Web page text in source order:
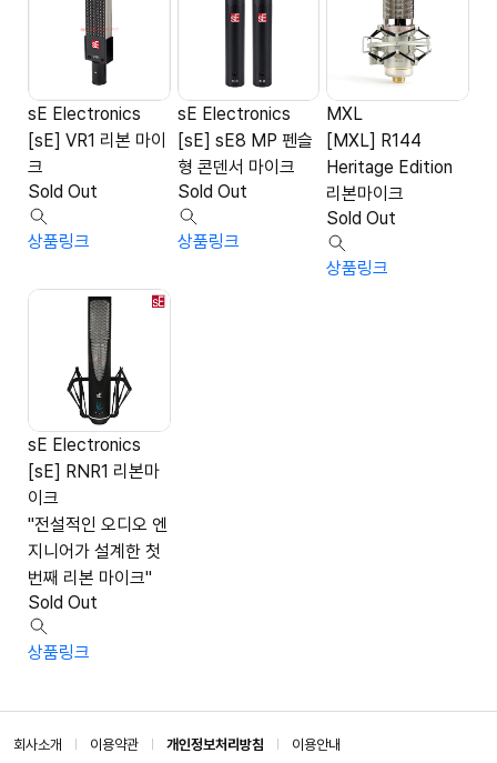
sE Electronics
[sE] VR1 리본 마이
크
Sold Out
상품링크
sE Electronics
[sE] sE8 MP 펜슬
형 콘덴서 마이크
Sold Out
상품링크
MXL
[MXL] R144
Heritage Edition
리본마이크
Sold Out
상품링크
sE Electronics
[sE] RNR1 리본마
이크
"전설적인 오디오 엔
지니어가 설계한 첫
번째 리본 마이크"
Sold Out
상품링크
회사소개 이용약관 개인정보처리방침 이용안내